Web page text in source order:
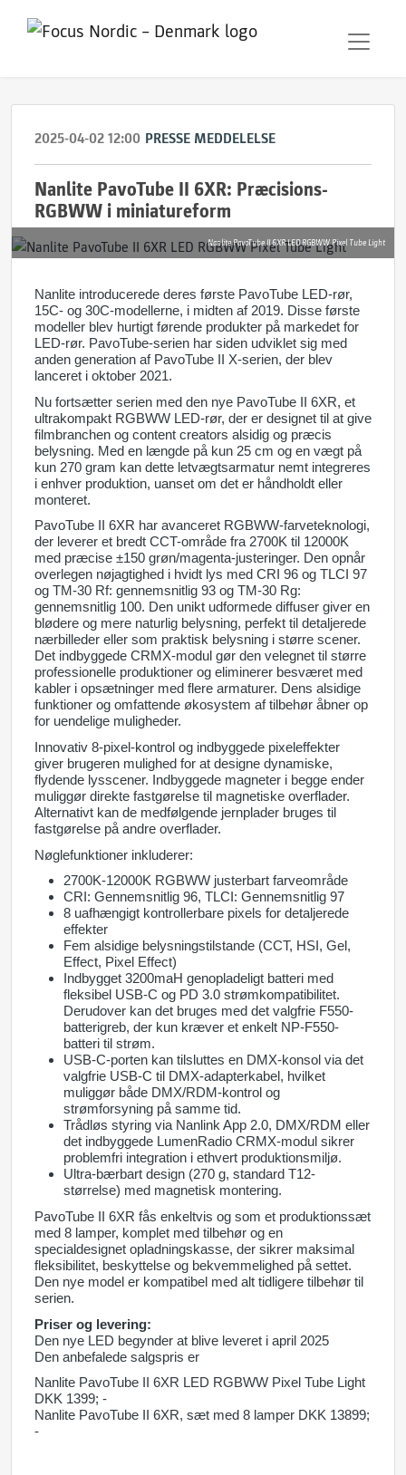
2025-04-02 12:00 PRESSE MEDDELELSE
Nanlite PavoTube II 6XR: Præcisions-
RGBWW i miniatureform
Nanlite PavoTube II 6XR LED RGBWW Pixel Tube Light
Nanlite introducerede deres første PavoTube LED-rør,
15C- og 30C-modellerne, i midten af 2019. Disse første
modeller blev hurtigt førende produkter på markedet for
LED-rør. PavoTube-serien har siden udviklet sig med
anden generation af PavoTube II X-serien, der blev
lanceret i oktober 2021.
Nu fortsætter serien med den nye PavoTube II 6XR, et
ultrakompakt RGBWW LED-rør, der er designet til at give
filmbranchen og content creators alsidig og præcis
belysning. Med en længde på kun 25 cm og en vægt på
kun 270 gram kan dette letvægtsarmatur nemt integreres
i enhver produktion, uanset om det er håndholdt eller
monteret.
PavoTube II 6XR har avanceret RGBWW-farveteknologi,
der leverer et bredt CCT-område fra 2700K til 12000K
med præcise ±150 grøn/magenta-justeringer. Den opnår
overlegen nøjagtighed i hvidt lys med CRI 96 og TLCI 97
og TM-30 Rf: gennemsnitlig 93 og TM-30 Rg:
gennemsnitlig 100. Den unikt udformede diffuser giver en
blødere og mere naturlig belysning, perfekt til detaljerede
nærbilleder eller som praktisk belysning i større scener.
Det indbyggede CRMX-modul gør den velegnet til større
professionelle produktioner og eliminerer besværet med
kabler i opsætninger med flere armaturer. Dens alsidige
funktioner og omfattende økosystem af tilbehør åbner op
for uendelige muligheder.
Innovativ 8-pixel-kontrol og indbyggede pixeleffekter
giver brugeren mulighed for at designe dynamiske,
flydende lysscener. Indbyggede magneter i begge ender
muliggør direkte fastgørelse til magnetiske overflader.
Alternativt kan de medfølgende jernplader bruges til
fastgørelse på andre overflader.
Nøglefunktioner inkluderer:
2700K-12000K RGBWW justerbart farveområde
CRI: Gennemsnitlig 96, TLCI: Gennemsnitlig 97
8 uafhængigt kontrollerbare pixels for detaljerede
effekter
Fem alsidige belysningstilstande (CCT, HSI, Gel,
Effect, Pixel Effect)
Indbygget 3200maH genopladeligt batteri med
fleksibel USB-C og PD 3.0 strømkompatibilitet.
Derudover kan det bruges med det valgfrie F550-
batterigreb, der kun kræver et enkelt NP-F550-
batteri til strøm.
USB-C-porten kan tilsluttes en DMX-konsol via det
valgfrie USB-C til DMX-adapterkabel, hvilket
muliggør både DMX/RDM-kontrol og
strømforsyning på samme tid.
Trådløs styring via Nanlink App 2.0, DMX/RDM eller
det indbyggede LumenRadio CRMX-modul sikrer
problemfri integration i ethvert produktionsmiljø.
Ultra-bærbart design (270 g, standard T12-
størrelse) med magnetisk montering.
PavoTube II 6XR fås enkeltvis og som et produktionssæt
med 8 lamper, komplet med tilbehør og en
specialdesignet opladningskasse, der sikrer maksimal
fleksibilitet, beskyttelse og bekvemmelighed på settet.
Den nye model er kompatibel med alt tidligere tilbehør til
serien.
Priser og levering:
Den nye LED begynder at blive leveret i april 2025
Den anbefalede salgspris er
Nanlite PavoTube II 6XR LED RGBWW Pixel Tube Light
DKK 1399; -
Nanlite PavoTube II 6XR, sæt med 8 lamper DKK 13899;
-